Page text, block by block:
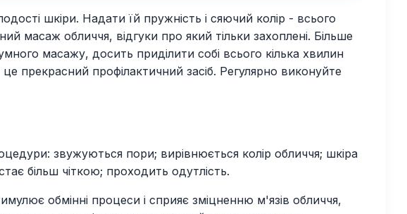
шкіри. Надати їй пружність і сяючий колір - всього
обличчя, відгуки про який тільки захоплені. Більше
масажу, досить приділити собі всього кілька хвилин
прекрасний профілактичний засіб. Регулярно виконуйте
звужуються пори; вирівнюється колір обличчя; шкіра
більш чіткою; проходить одутлість.
обмінні процеси і сприяє зміцненню м'язів обличчя,